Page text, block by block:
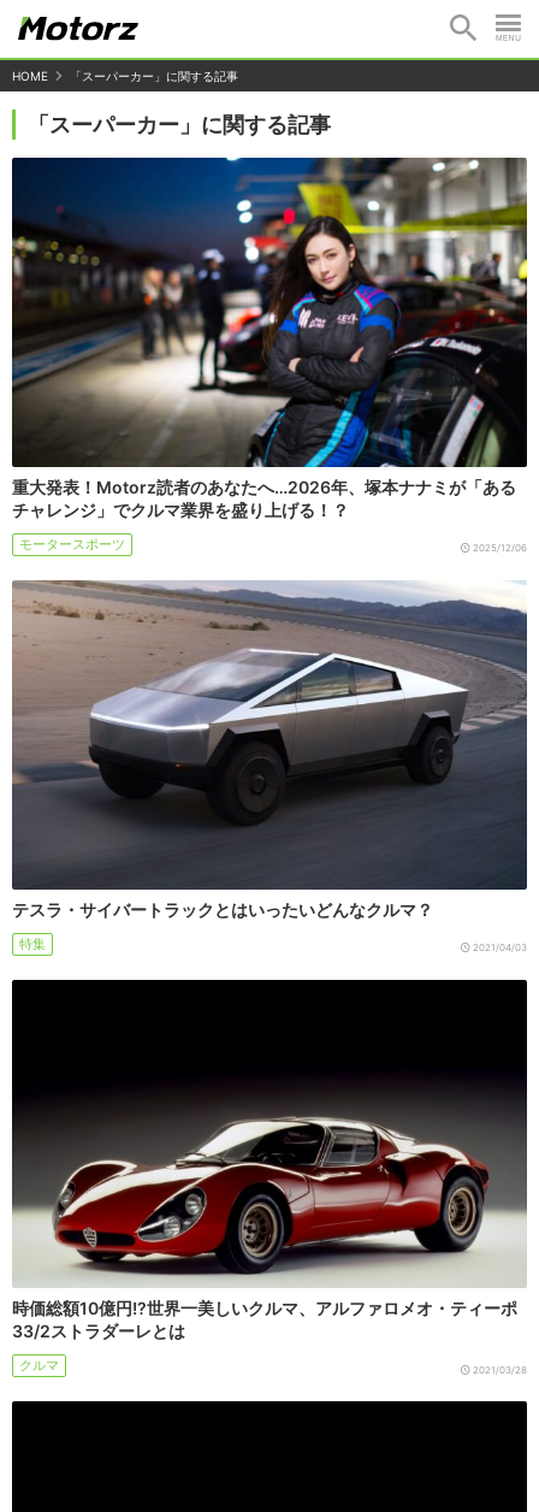
HOME 「スーパーカー」に関する記事
「スーパーカー」に関する記事
重大発表！Motorz読者のあなたへ…2026年、塚本ナナミが「ある
チャレンジ」でクルマ業界を盛り上げる！？
モータースポーツ 2025/12/06
テスラ・サイバートラックとはいったいどんなクルマ？
特集 2021/04/03
時価総額10億円!?世界一美しいクルマ、アルファロメオ・ティーポ
33/2ストラダーレとは
クルマ 2021/03/28